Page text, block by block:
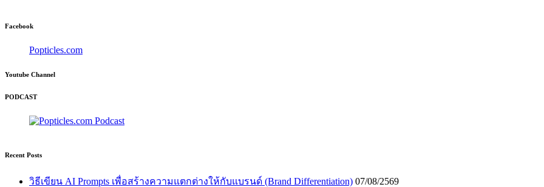
Facebook
Popticles.com
Youtube Channel
PODCAST
Recent Posts
วิธีเขียน AI Prompts เพื่อสร้างความแตกต่างให้กับแบรนด์ (Brand Differentiation) 07/08/2569